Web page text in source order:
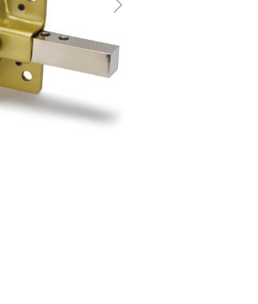
Next